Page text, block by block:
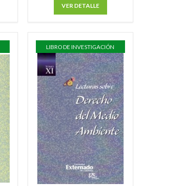
VER DETALLE
LIBRO DE INVESTIGACIÓN